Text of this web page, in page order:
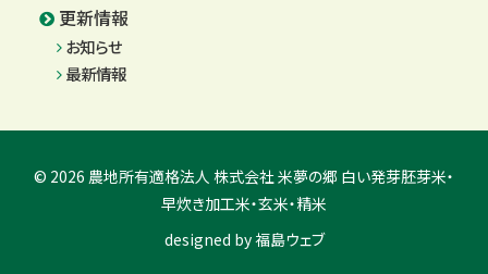
更新情報
お知らせ
最新情報
© 2026 農地所有適格法人 株式会社 米夢の郷 白い発芽胚芽米・
早炊き加工米・玄米・精米
designed by福島ウェブ